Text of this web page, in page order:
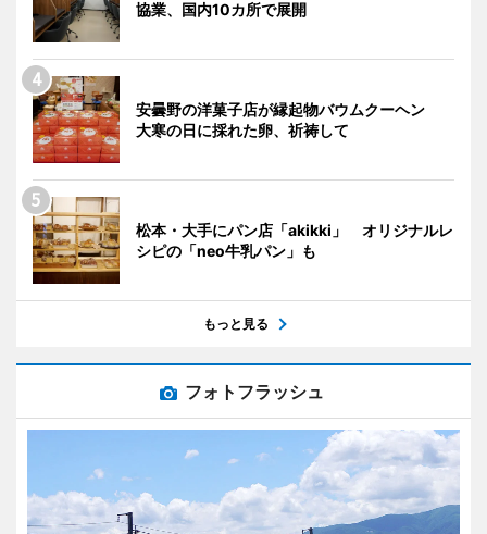
協業、国内10カ所で展開
安曇野の洋菓子店が縁起物バウムクーヘン
大寒の日に採れた卵、祈祷して
松本・大手にパン店「akikki」 オリジナルレ
シピの「neo牛乳パン」も
もっと見る
フォトフラッシュ